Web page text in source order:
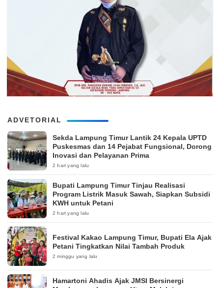
ADVETORIAL
‎Sekda Lampung Timur Lantik 24 Kepala UPTD
Puskesmas dan 14 Pejabat Fungsional, Dorong
Inovasi dan Pelayanan Prima
2 hari yang lalu
Bupati Lampung Timur Tinjau Realisasi
Program Listrik Masuk Sawah, Siapkan Subsidi
KWH untuk Petani
2 hari yang lalu
‎Festival Kakao Lampung Timur, Bupati Ela Ajak
Petani Tingkatkan Nilai Tambah Produk
2 minggu yang lalu
Hamartoni Ahadis Ajak JMSI Bersinergi